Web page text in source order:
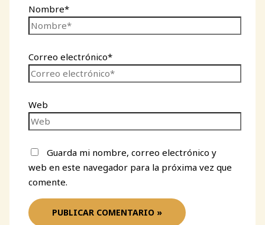
Nombre*
Correo electrónico*
Web
Guarda mi nombre, correo electrónico y
web en este navegador para la próxima vez que
comente.